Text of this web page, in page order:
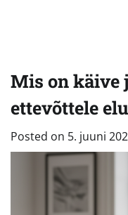
Mis on käive
ettevõttele
Posted on 5. juuni